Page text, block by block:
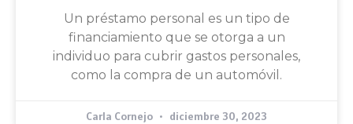
Un préstamo personal es un tipo de
financiamiento que se otorga a un
individuo para cubrir gastos personales,
como la compra de un automóvil.
Carla Cornejo diciembre 30, 2023